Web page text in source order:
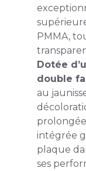
PMMA,
Dotée
double
au
intégrée
plaque
ses